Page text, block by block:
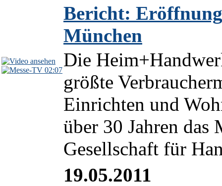
02:07
Bericht:
München
Die
größte
Einrichten und
über 30 Jahren das
Gesellschaft für
19.05.2011